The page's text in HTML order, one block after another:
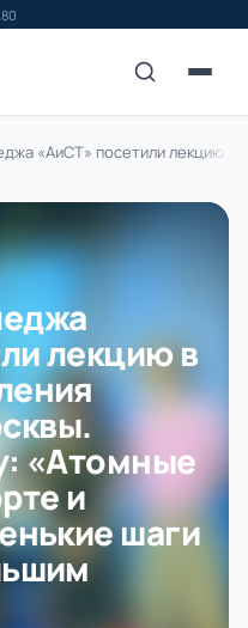
«АиСТ» посетили лекцию в
лекцию в
«Атомные
и
шаги